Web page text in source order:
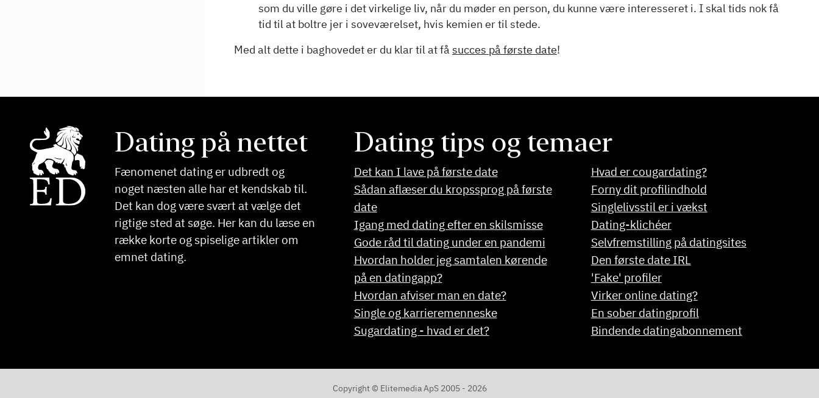
som du ville gøre i det virkelige liv, når du møder en person, du kunne være interesseret i. I skal tids nok få
tid til at boltre jer i soveværelset, hvis kemien er til stede.
Med alt dette i baghovedet er du klar til at få succes på første date!
Dating på nettet
Fænomenet dating er udbredt og
noget næsten alle har et kendskab til.
Det kan dog være svært at vælge det
rigtige sted at søge. Her kan du læse en
række korte og spiselige artikler om
emnet dating.
Dating tips og temaer
Det kan I lave på første date
Sådan aflæser du kropssprog på første
date
Igang med dating efter en skilsmisse
Gode råd til dating under en pandemi
Hvordan holder jeg samtalen kørende
på en datingapp?
Hvordan afviser man en date?
Single og karrieremenneske
Sugardating - hvad er det?
Hvad er cougardating?
Forny dit profilindhold
Singlelivsstil er i vækst
Dating-klichéer
Selvfremstilling på datingsites
Den første date IRL
'Fake' profiler
Virker online dating?
En sober datingprofil
Bindende datingabonnement
Copyright © Elitemedia ApS 2005 - 2026